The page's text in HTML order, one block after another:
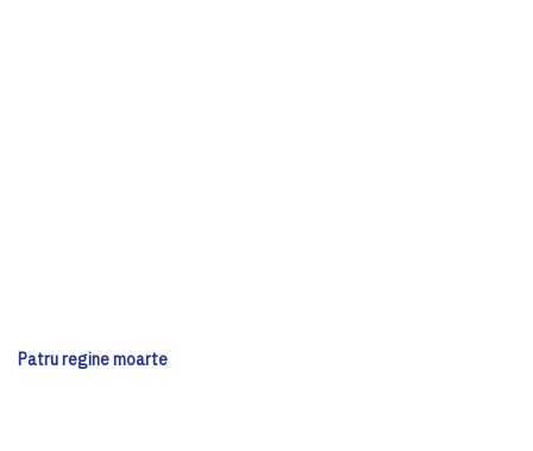
Patru regine moarte